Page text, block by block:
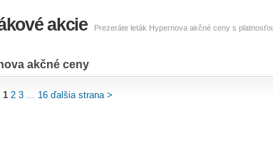
akcie Prezeráte leták Hypernova akčné ceny s
akčné ceny
1 2 3 16 ďalšia strana >